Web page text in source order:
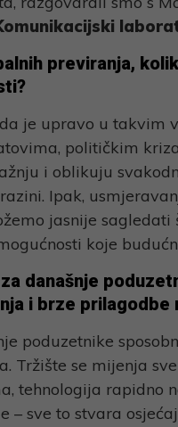
previranja,
je upravo u takvim
političkim
i oblikuju
Ipak,
jasnije
koje
današnje
i brze prilagodbe
poduzetnike
Tržište se mijenja
tehnologija rapidno
– sve to stvara